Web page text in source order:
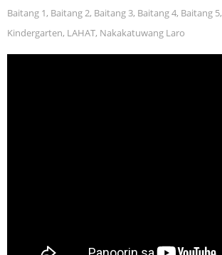
Baitang 1, Baitang 2, Baitang 3, Baitang 4, Baitang 5,
Kindergarten, LAHAT, Nakakatuwang Laro